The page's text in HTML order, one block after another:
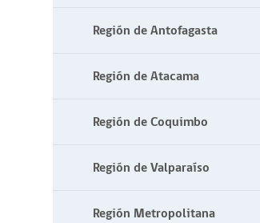
Región de Antofagasta
Región de Atacama
Región de Coquimbo
Región de Valparaíso
Región Metropolitana